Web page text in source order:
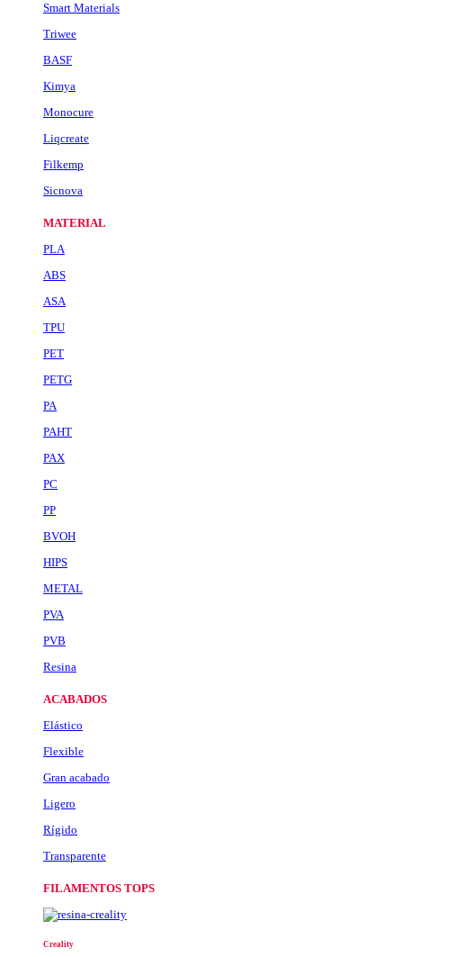
Smart Materials
Triwee
BASF
Kimya
Monocure
Liqcreate
Filkemp
Sicnova
MATERIAL
PLA
ABS
ASA
TPU
PET
PETG
PA
PAHT
PAX
PC
PP
BVOH
HIPS
METAL
PVA
PVB
Resina
ACABADOS
Elástico
Flexible
Gran acabado
Ligero
Rígido
Transparente
FILAMENTOS TOPS
Creality